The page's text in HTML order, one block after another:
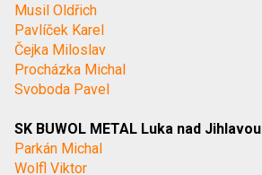
Musil Oldřich
Pavlíček Karel
Čejka Miloslav
Procházka Michal
Svoboda Pavel
SK BUWOL METAL Luka nad Jihlavou
Parkán Michal
Wolfl Viktor